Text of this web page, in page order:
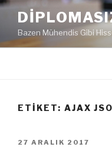
İçeriğe
Bazen Mühendis Gibi
ETIKET: AJAX
YAYIM
27 ARALIK 2017